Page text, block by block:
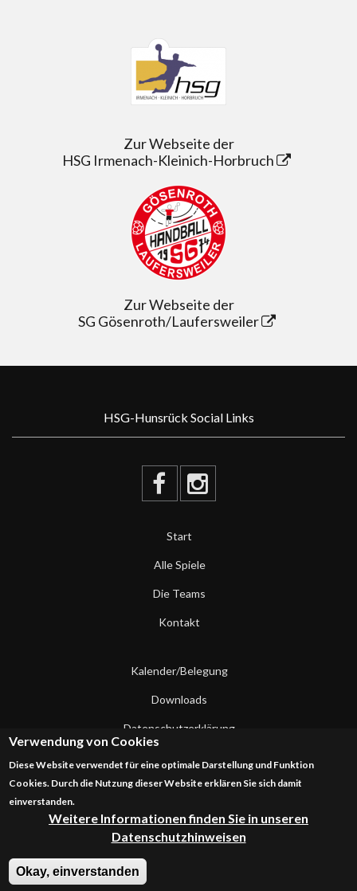
Zur Webseite der
HSG Irmenach-Kleinich-Horbruch
Zur Webseite der
SG Gösenroth/Laufersweiler
HSG-Hunsrück Social Links
Start
Alle Spiele
Die Teams
Kontakt
Kalender/Belegung
Downloads
Datenschutzerklärung
Kontakt
Verwendung von Cookies
Diese Website verwendet für eine optimale Darstellung und Funktion
Cookies. Durch die Nutzung dieser Website erklären Sie sich damit
einverstanden.
Weitere Informationen finden Sie in unseren
Datenschutzhinweisen
Okay, einverstanden